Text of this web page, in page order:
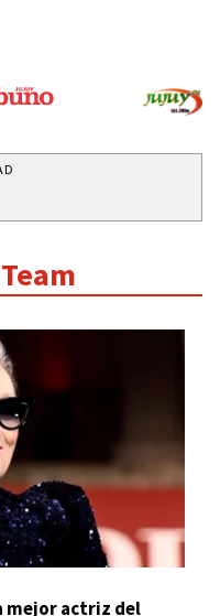
mejor actriz del